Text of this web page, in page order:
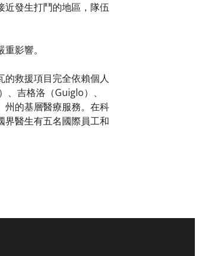
近發生打鬥的地區，隊伍
影響。
救援項目完全依賴個人
吉格洛（Guiglo）、
的基層醫療服務。在科
界醫生有五名國際員工和